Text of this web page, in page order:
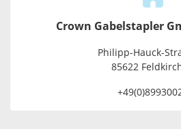
Crown Gabelstapler
Philipp-Hauck-
85622